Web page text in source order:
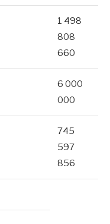
1 498
808
660
6 000
000
745
597
856